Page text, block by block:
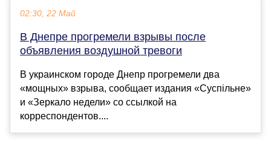
02:30, 22 Май
В Днепре прогремели взрывы после
объявления воздушной тревоги
В украинском городе Днепр прогремели два
«мощных» взрыва, сообщает издания «Суспiльне»
и «Зеркало недели» со ссылкой на
корреспондентов....